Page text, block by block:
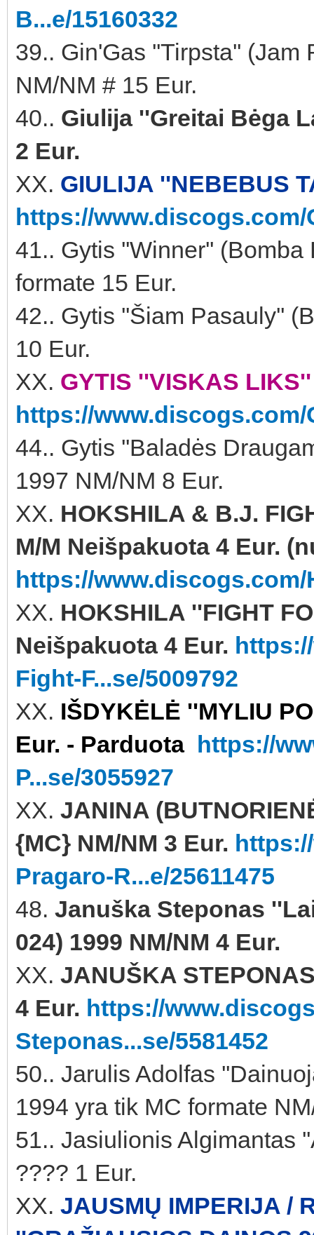
B...e/15160332
39.. Gin'Gas ''Tirpsta''
NM/NM # 15 Eur.
40.. Giulija ''Greitai Bėga
2 Eur.
XX. GIULIJA ''NEBEBUS
https://www.discogs.com/
41.. Gytis ''Winner''
formate 15 Eur.
42.. Gytis ''Šiam Pasauly''
10 Eur.
XX. GYTIS ''VISKAS
https://www.discogs.com/
44.. Gytis ''Baladės
1997 NM/NM 8 Eur.
XX. HOKSHILA & B.J.
M/M Neišpakuota 4 Eur.
https://www.discogs.com/
XX. HOKSHILA ''FIGHT
Neišpakuota 4 Eur.
Fight-F...se/5009792
XX. IŠDYKĖLĖ ''MYLIU
Eur. - Parduota https://
P...se/3055927
XX. JANINA
{MC} NM/NM 3 Eur.
Pragaro-R...e/25611475
48. Januška Steponas
024) 1999 NM/NM 4 Eur.
XX. JANUŠKA
4 Eur. https://
Steponas...se/5581452
50.. Jarulis Adolfas
1994 yra tik MC formate
51.. Jasiulionis Algimantas
???? 1 Eur.
XX. JAUSMŲ IMPERIJA /